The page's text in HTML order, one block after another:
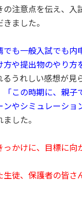
の注意点を伝え、
ました。
でも一般入試でも
方や提出物のやり
うれしい感想が見
「この時期に、親
やシミュレーショ
した。
っかけに、目標に
徒、保護者の皆さ